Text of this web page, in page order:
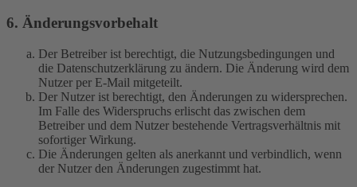
6. Änderungsvorbehalt
Der Betreiber ist berechtigt, die Nutzungsbedingungen und
die Datenschutzerklärung zu ändern. Die Änderung wird dem
Nutzer per E-Mail mitgeteilt.
Der Nutzer ist berechtigt, den Änderungen zu widersprechen.
Im Falle des Widerspruchs erlischt das zwischen dem
Betreiber und dem Nutzer bestehende Vertragsverhältnis mit
sofortiger Wirkung.
Die Änderungen gelten als anerkannt und verbindlich, wenn
der Nutzer den Änderungen zugestimmt hat.